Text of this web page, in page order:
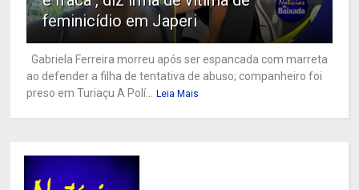
feminicídio em Japeri
Gabriela Ferreira morreu após ser espancada com marreta
ao defender a filha de tentativa de abuso; companheiro foi
preso em Turiaçu A Polí... Leia Mais